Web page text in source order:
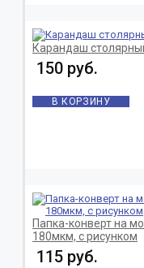
Карандаш
150 руб.
В КОРЗИНУ
Папка-конверт на
180мкм, с рисунком
115 руб.